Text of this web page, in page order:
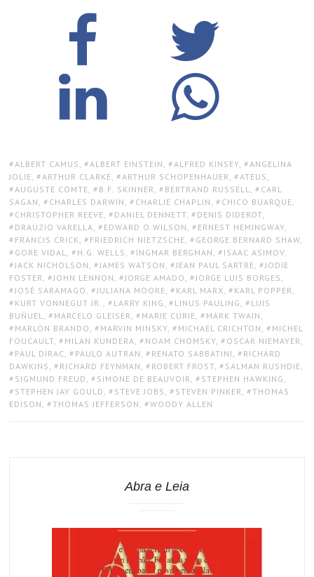
TAGS:
ALBERT CAMUS , ALBERT EINSTEIN , ALFRED KINSEY, ANGELINA
JOLIE, ARTHUR CLARKE, ARTHUR SCHOPENHAUER, ATEUS ,
AUGUSTE COMTE, B.F. SKINNER, BERTRAND RUSSELL, CARL
SAGAN , CHARLES DARWIN , CHARLIE CHAPLIN , CHICO BUARQUE,
CHRISTOPHER REEVE, DANIEL DENNETT, DENIS DIDEROT,
DRAUZIO VARELLA, EDWARD O.WILSON , ERNEST HEMINGWAY,
FRANCIS CRICK, FRIEDRICH NIETZSCHE, GEORGE BERNARD SHAW,
GORE VIDAL, H.G. WELLS , INGMAR BERGMAN , ISAAC ASIMOV,
JACK NICHOLSON , JAMES WATSON , JEAN PAUL SARTRE, JODIE
FOSTER, JOHN LENNON , JORGE AMADO , JORGE LUIS BORGES ,
JOSÉ SARAMAGO , JULIANA MOORE, KARL MARX, KARL POPPER,
KURT VONNEGUT JR. , LARRY KING , LINUS PAULING , LUIS
BUÑUEL, MARCELO GLEISER, MARIE CURIE, MARK TWAIN ,
MARLON BRANDO , MARVIN MINSKY, MICHAEL CRICHTON , MICHEL
FOUCAULT, MILAN KUNDERA, NOAM CHOMSKY, OSCAR NIEMAYER,
PAUL DIRAC, PAULO AUTRAN , RENATO SABBATINI , RICHARD
DAWKINS , RICHARD FEYNMAN , ROBERT FROST, SALMAN RUSHDIE,
SIGMUND FREUD , SIMONE DE BEAUVOIR, STEPHEN HAWKING ,
STEPHEN JAY GOULD , STEVE JOBS , STEVEN PINKER, THOMAS
EDISON , THOMAS JEFFERSON , WOODY ALLEN
Abra e Leia